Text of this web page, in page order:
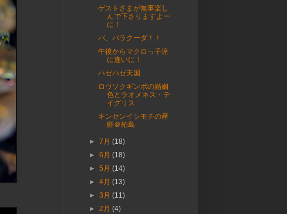
ゲストさまが無事楽し
んで下さりますよー
に！
バ、バラクーダ！！
午後からマクロっ子達
に逢いに！
ハゼハゼ天国
ロウソクギンポの婚姻
色とラオメネス・テ
イグリス
キンセンイシモチの産
卵＠柏島
►7月(18)
►6月(18)
►5月(14)
►4月(13)
►3月(11)
►2月(4)